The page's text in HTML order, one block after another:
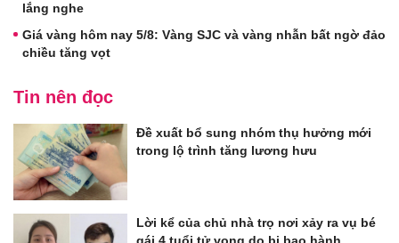
lắng nghe
Giá vàng hôm nay 5/8: Vàng SJC và vàng nhẫn bất ngờ đảo
chiều tăng vọt
Tin nên đọc
Đề xuất bổ sung nhóm thụ hưởng mới
trong lộ trình tăng lương hưu
Lời kể của chủ nhà trọ nơi xảy ra vụ bé